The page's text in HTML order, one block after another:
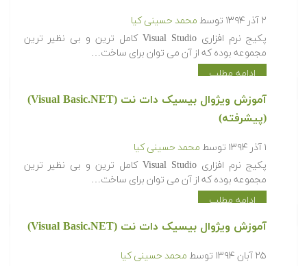
۲ آذر ۱۳۹۴ توسط محمد حسینی کیا
پکیج نرم افزاری Visual Studio کامل ترین و بی نظیر ترین
مجموعه بوده که از آن می توان برای ساخت…
ادامه مطلب
آموزش ویژوال بیسیک دات نت (Visual Basic.NET)
(پیشرفته)
۱ آذر ۱۳۹۴ توسط محمد حسینی کیا
پکیج نرم افزاری Visual Studio کامل ترین و بی نظیر ترین
مجموعه بوده که از آن می توان برای ساخت…
ادامه مطلب
آموزش ویژوال بیسیک دات نت (Visual Basic.NET)
۲۵ آبان ۱۳۹۴ توسط محمد حسینی کیا